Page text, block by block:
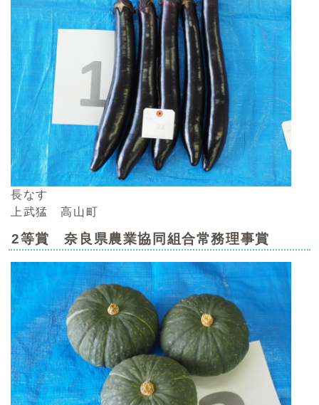
長なす
上武猛 高山町
2等賞 奈良県農業協同組合常務理事賞